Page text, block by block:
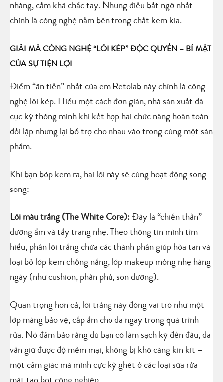
nhàng, cầm khá chắc tay. Nhưng điều bất ngờ nhất
chính là công nghệ nằm bên trong chất kem kia.
GIẢI MÃ CÔNG NGHỆ “LÕI KÉP” ĐỘC QUYỀN – BÍ MẬT
CỦA SỰ TIỆN LỢI
Điểm “ăn tiền” nhất của em Retolab này chính là công
nghệ lõi kép. Hiểu một cách đơn giản, nhà sản xuất đã
cực kỳ thông minh khi kết hợp hai chức năng hoàn toàn
đối lập nhưng lại bổ trợ cho nhau vào trong cùng một sản
phẩm.
Khi bạn bóp kem ra, hai lõi này sẽ cùng hoạt động song
song:
Lõi màu trắng (The White Core): Đây là “chiến thần”
dưỡng ẩm và tẩy trang nhẹ. Theo thông tin mình tìm
hiểu, phần lõi trắng chứa các thành phần giúp hòa tan và
loại bỏ lớp kem chống nắng, lớp makeup mỏng nhẹ hàng
ngày (như cushion, phấn phủ, son dưỡng).
Quan trọng hơn cả, lõi trắng này đóng vai trò như một
lớp màng bảo vệ, cấp ẩm cho da ngay trong quá trình
rửa. Nó đảm bảo rằng dù bạn có làm sạch kỹ đến đâu, da
vẫn giữ được độ mềm mại, không bị khô căng kin kít –
một cảm giác mà mình cực kỳ ghét ở các loại sữa rửa